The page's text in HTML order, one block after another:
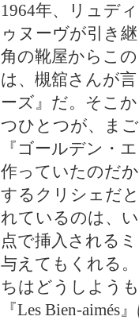
1964年、リュデ
ゥヌーヴが引き
角の靴屋からこ
は、槻舘さんが
ーズ』だ。そこ
つひとつが、ま
『ゴールデン・
作っていたのだ
するクリシェだ
れているのは、
点で挿入される
与えてもくれる
ちはどうしよう
『Les Bien-